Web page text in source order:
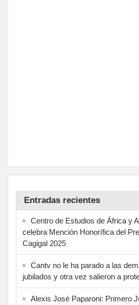
Entradas recientes
Centro de Estudios de África y
celebra Mención Honorífica del
Cagigal 2025
Cantv no le ha parado a las
jubilados y otra vez salieron a
Alexis José Paparoni: Primero